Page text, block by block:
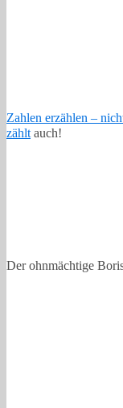
Zahlen erzählen –
zählt auch!
Der ohnmächtige